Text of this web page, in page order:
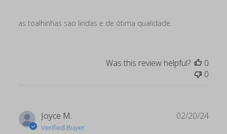
as toalhinhas sao lindas e de ótima qualidade.
Was this review helpful?
0
0
Joyce M.
Verified Buyer
02/20/24